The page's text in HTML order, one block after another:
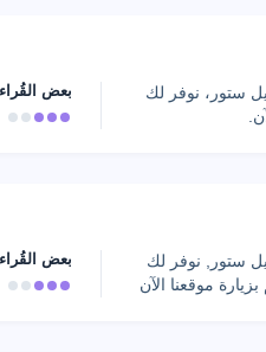
ستور، نوفر لك
بعض القُراء
ستور, نوفر لك
موقعنا الآن
بعض القُراء